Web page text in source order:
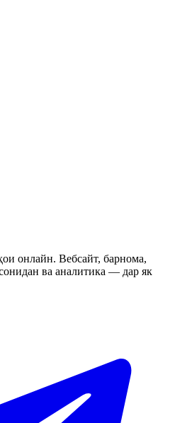
онлайн. Вебсайт, барнома,
ва аналитика — дар як